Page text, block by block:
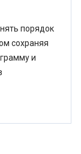
порядок
сохраняя
и